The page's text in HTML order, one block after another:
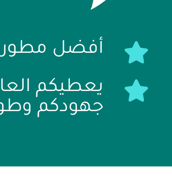
أفضل مطور
يعطيكم
جهودكم